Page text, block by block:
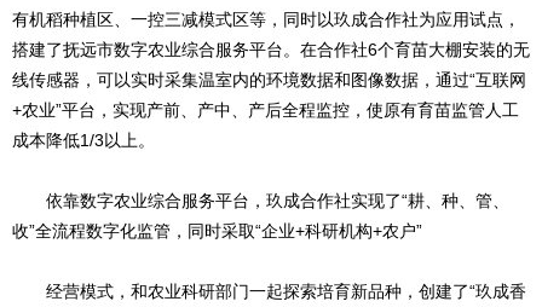
有机稻种植区、一控三减模式区等，同时以玖成合作社为应用试点，
搭建了抚远市数字农业综合服务平台。在合作社6个育苗大棚安装的无
线传感器，可以实时采集温室内的环境数据和图像数据，通过“互联网
+农业”平台，实现产前、产中、产后全程监控，使原有育苗监管人工
成本降低1/3以上。
依靠数字农业综合服务平台，玖成合作社实现了“耕、种、管、
收”全流程数字化监管，同时采取“企业+科研机构+农户”
经营模式，和农业科研部门一起探索培育新品种，创建了“玖成香